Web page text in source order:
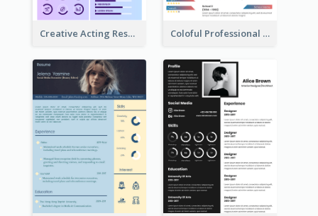
Creative Acting Resume Coloful Professional Distinguished Resume